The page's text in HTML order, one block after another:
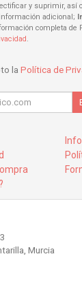
y suprimir, así
adicional;
completa de
.
la Política de
, Murcia